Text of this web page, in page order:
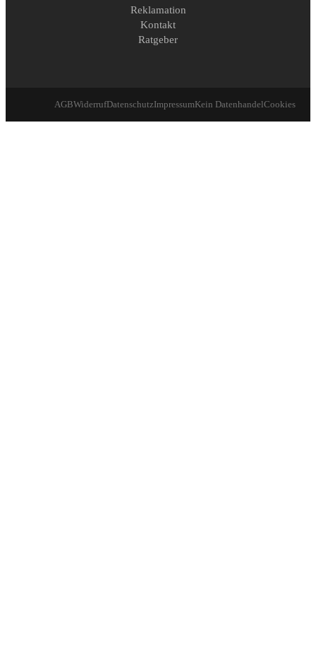
Reklamation
Kontakt
Ratgeber
AGBWiderrufDatenschutzImpressumKein DatenhandelCookies